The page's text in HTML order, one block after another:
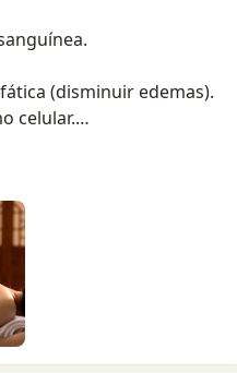
(disminuir edemas).
celular.
de los tejidos.
toxinas).
muscular (efecto
analgésica.
fatiga crónica y